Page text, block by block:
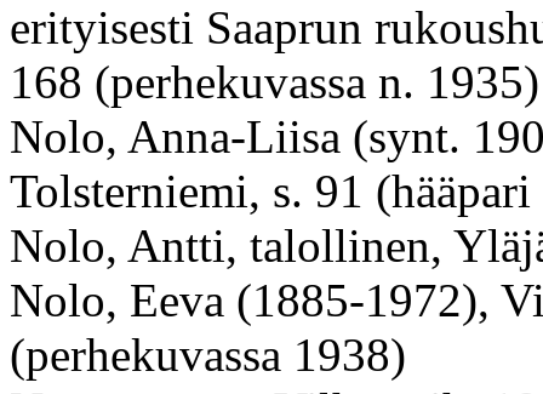
erityisesti Saaprun
168 (perhekuvassa n. 1935)
Nolo, Anna-Liisa (synt.
Tolsterniemi, s. 91
Nolo, Antti, talollinen,
Nolo, Eeva (1885-1972),
(perhekuvassa 1938)